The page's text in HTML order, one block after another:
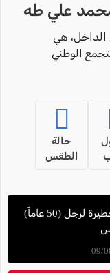
علي طه
الداخل، هي
الوطني
حالة
الطقس
الناصرة: إصابة خطيرة لرجل (50 عاماً)